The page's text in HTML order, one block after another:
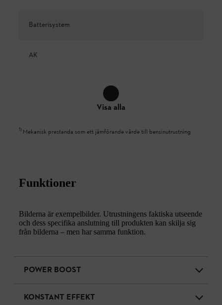
Batterisystem
AK
Visa alla
1) Mekanisk prestanda som ett jämförande värde till bensinutrustning
Funktioner
Bilderna är exempelbilder. Utrustningens faktiska utseende
och dess specifika anslutning till produkten kan skilja sig
från bilderna – men har samma funktion.
POWER BOOST
KONSTANT EFFEKT